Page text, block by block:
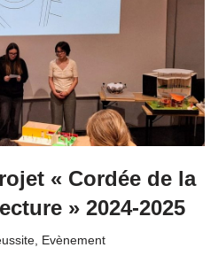
« Cordée de la
» 2024-2025
, Evènement